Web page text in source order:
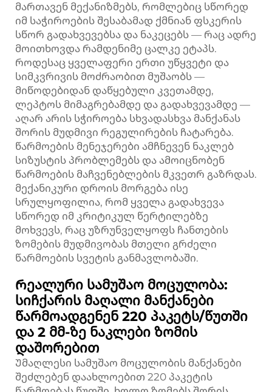
მართავენ მექანიზმებს, რომლებიც სწორედ
იმ საჭიროების შესაბამად ქმნიან ფსკერის
სწორ გადახვევებსა და ნაკეცებს — რაც ადრე
მოითხოვდა რამდენიმე ცალკე ეტაპს.
როდესაც ყველაფერი ერთი უწყვეტი და
სიმკვრივის მოძრაობით მუშაობს —
მიწოდებიდან დაწყებული კვეთამდე,
ლეპტოს მიმაგრებამდე და გადახვევამდე —
აღარ არის სჭიროება სხვადასხვა მანქანას
შორის მუდმივი რეგულირების ჩატარება.
წარმოების მენეჯერები ამჩნევენ ნაკლებ
სიზუსტის პრობლემებს და ამოიცნობენ
წარმოების მაჩვენებლების მკვეთრ გაზრდას.
მექანიკური დროის მორგება ისე
სრულყოფილია, რომ ყველა გადახვევა
სწორედ იმ კრიტიკულ წერტილებზე
მოხვევს, რაც უზრუნველყოფს ჩანთების
ზომების მუდმივობას მთელი გრძელი
წარმოების სვეტის განმავლობაში.
Რეალური სამუშაო მოცულობა:
სიჩქარის მაღალი მანქანები
წარმოადგენენ 220 პაკეტს/წუთში
და 2 მმ-ზე ნაკლები ზომის
დაშორებით
Უმაღლესი სამუშაო მოცულობის მანქანები
შეძლებენ დაახლოებით 220 პაკეტის